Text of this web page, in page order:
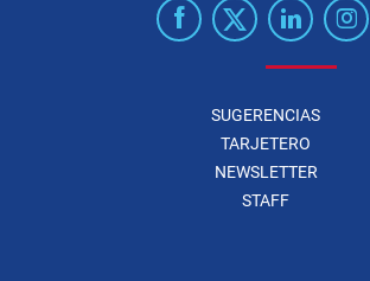
SUGERENCIAS
TARJETERO
NEWSLETTER
STAFF